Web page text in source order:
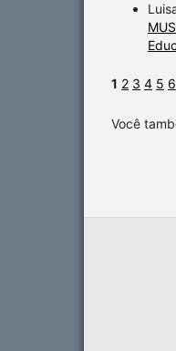
1 2 3 4 5 6
Você